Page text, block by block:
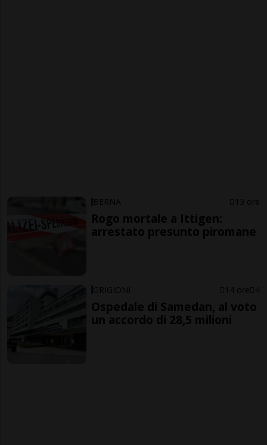
BERNA 13 ore
Rogo mortale a Ittigen:
arrestato presunto piromane
GRIGIONI 14 ore 4
Ospedale di Samedan, al voto
un accordo di 28,5 milioni